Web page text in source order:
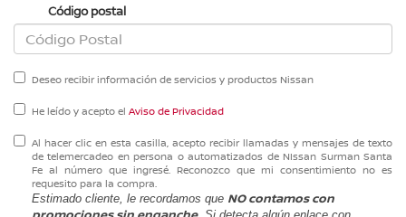
Código postal
Deseo recibir información de servicios y productos Nissan
He leído y acepto el Aviso de Privacidad
Al hacer clic en esta casilla, acepto recibir llamadas y mensajes de texto
de telemercadeo en persona o automatizados de NIssan Surman Santa
Fe al número que ingresé. Reconozco que mi consentimiento no es
requesito para la compra.
Estimado cliente, le recordamos que NO contamos con